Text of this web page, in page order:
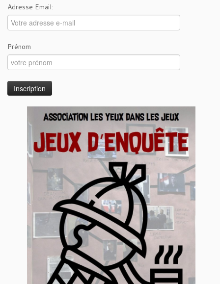
Adresse Email:
Prénom